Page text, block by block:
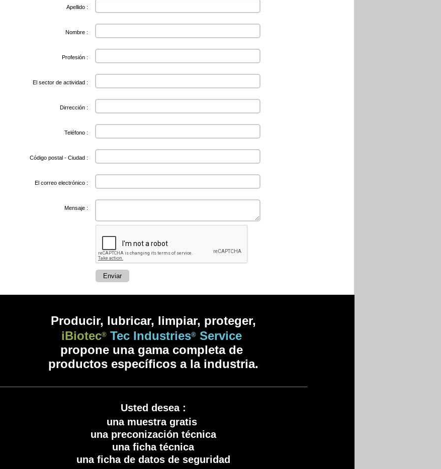
Apellido :
Nombre :
Profesión :
El sector de actividad :
Dirrección :
Teléfono :
Código postal - Ciudad :
El correo electrónico :
Mensaje :
Producir, lubricar, limpiar, proteger,
iBiotec®Tec Industries®Service
propone una gama completa de
productos específicos a la industria.
Usted desea :
una muestra gratis
una preconización técnica
una ficha técnica
una ficha de datos de seguridad